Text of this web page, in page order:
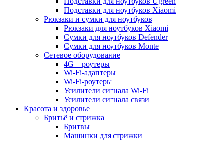
Подставки для ноутбуков Xiaomi
Рюкзаки и сумки для ноутбуков
Рюкзаки для ноутбуков Xiaomi
Сумки для ноутбуков Defender
Сумки для ноутбуков Monte
Сетевое оборудование
4G – роутеры
Wi-Fi-адаптеры
Wi-Fi-роутеры
Усилители сигнала Wi-Fi
Усилители сигнала связи
Красота и здоровье
Бритьё и стрижка
Бритвы
Машинки для стрижки